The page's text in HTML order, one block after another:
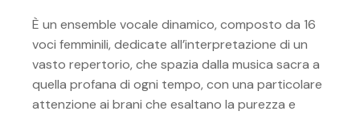
È un ensemble vocale dinamico, composto da 16
voci femminili, dedicate all’interpretazione di un
vasto repertorio, che spazia dalla musica sacra a
quella profana di ogni tempo, con una particolare
attenzione ai brani che esaltano la purezza e